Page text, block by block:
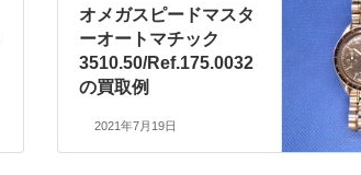
オメガスピードマスタ
ーオートマチック
3510.50/Ref.175.0032
の買取例
2021年7月19日